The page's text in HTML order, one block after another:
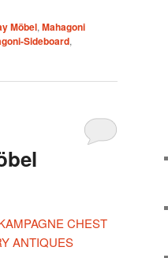
Möbel, Mahagoni
Sideboard,
CHEST
ANTIQUES